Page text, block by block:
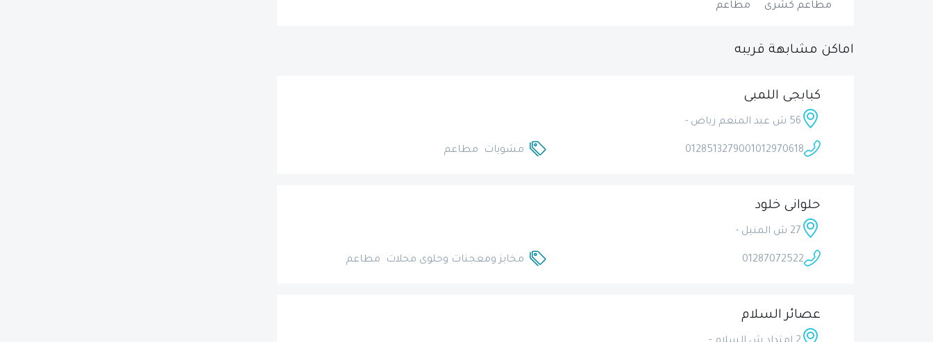
مطاعم كشرى مطاعم
اماكن مشابهة قريبه
كبابجى اللمبى
56 ش عبد المنعم رياض -
01012970618
01285132790 مشويات مطاعم
حلوانى خلود
27 ش المنيل -
01287072522 مخابز ومعجنات وحلوى محلات مطاعم
عصائر السلام